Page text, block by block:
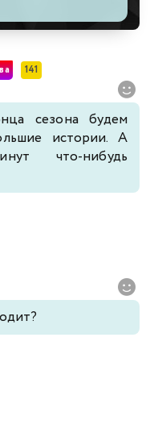
141
сезона будем
истории. А
что-нибудь